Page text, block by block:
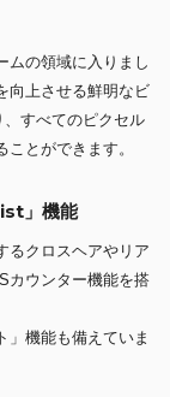
ムの領域に入りまし
向上させる鮮明なビ
すべてのピクセル
とができます。
」機能
るクロスヘアやリア
カウンター機能を搭
」機能も備えていま